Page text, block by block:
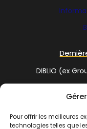
Pour offrir les meilleures
technologies telles que
DIBLIO (ex